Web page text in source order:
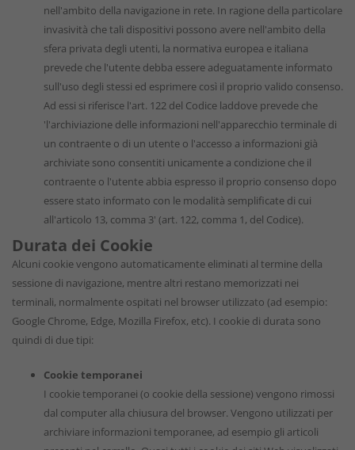
nell'ambito della navigazione in rete. In ragione della particolare
invasività che tali dispositivi possono avere nell'ambito della
sfera privata degli utenti, la normativa europea e italiana
prevede che l'utente debba essere adeguatamente informato
sull'uso degli stessi ed esprimere così il proprio valido consenso.
Ad essi si riferisce l'art. 122 del Codice laddove prevede che
'l'archiviazione delle informazioni nell'apparecchio terminale di
un contraente o di un utente o l'accesso a informazioni già
archiviate sono consentiti unicamente a condizione che il
contraente o l'utente abbia espresso il proprio consenso dopo
essere stato informato con le modalità semplificate di cui
all'articolo 13, comma 3' (art. 122, comma 1, del Codice).
Durata dei Cookie
Alcuni cookie vengono automaticamente eliminati al termine della
sessione di navigazione, mentre altri restano memorizzati nei
terminali, normalmente ospitati nel browser utilizzato (ad esempio:
Google Chrome, Edge, Mozilla Firefox, etc). I cookie di durata sono
quindi di due tipi:
Cookie temporanei
I cookie temporanei (o cookie della sessione) vengono rimossi
dal computer alla chiusura del browser. Vengono utilizzati per
archiviare informazioni temporanee, ad esempio gli articoli